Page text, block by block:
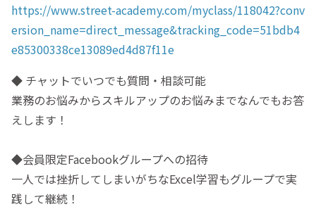
https://www.street-academy.com/myclass/118042?conv
ersion_name=direct_message&tracking_code=51bdb4
e85300338ce13089ed4d87f11e
◆ チャットでいつでも質問・相談可能
業務のお悩みからスキルアップのお悩みまでなんでもお答
えします！
◆会員限定Facebookグループへの招待
一人では挫折してしまいがちなExcel学習もグループで実
践して継続！